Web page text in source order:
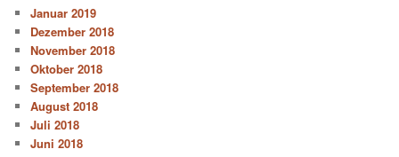
Januar 2019
Dezember 2018
November 2018
Oktober 2018
September 2018
August 2018
Juli 2018
Juni 2018